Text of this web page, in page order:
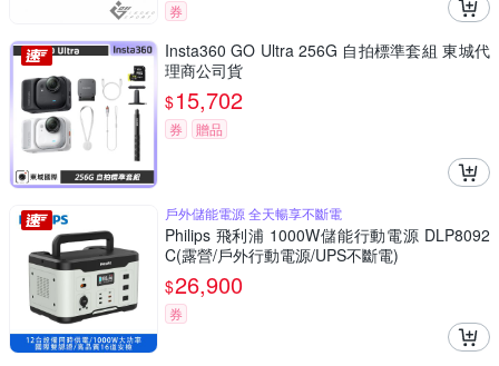
券
Insta360 GO Ultra 256G 自拍標準套組 東城代
理商公司貨
$15,702
券 贈品
戶外儲能電源 全天暢享不斷電
Philips 飛利浦 1000W儲能行動電源 DLP8092
C(露營/戶外行動電源/UPS不斷電)
$26,900
券